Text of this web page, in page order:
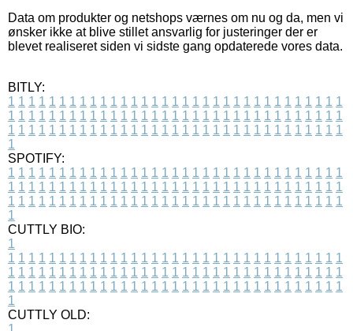
Data om produkter og netshops værnes om nu og da, men vi
ønsker ikke at blive stillet ansvarlig for justeringer der er
blevet realiseret siden vi sidste gang opdaterede vores data.
BITLY:
1 1 1 1 1 1 1 1 1 1 1 1 1 1 1 1 1 1 1 1 1 1 1 1 1 1 1 1 1 1 1 1 1
1 1 1 1 1 1 1 1 1 1 1 1 1 1 1 1 1 1 1 1 1 1 1 1 1 1 1 1 1 1 1 1 1
1 1 1 1 1 1 1 1 1 1 1 1 1 1 1 1 1 1 1 1 1 1 1 1 1 1 1 1 1 1 1 1 1
1
SPOTIFY:
1 1 1 1 1 1 1 1 1 1 1 1 1 1 1 1 1 1 1 1 1 1 1 1 1 1 1 1 1 1 1 1 1
1 1 1 1 1 1 1 1 1 1 1 1 1 1 1 1 1 1 1 1 1 1 1 1 1 1 1 1 1 1 1 1 1
1 1 1 1 1 1 1 1 1 1 1 1 1 1 1 1 1 1 1 1 1 1 1 1 1 1 1 1 1 1 1 1 1
1
CUTTLY BIO:
1
1 1 1 1 1 1 1 1 1 1 1 1 1 1 1 1 1 1 1 1 1 1 1 1 1 1 1 1 1 1 1 1 1
1 1 1 1 1 1 1 1 1 1 1 1 1 1 1 1 1 1 1 1 1 1 1 1 1 1 1 1 1 1 1 1 1
1 1 1 1 1 1 1 1 1 1 1 1 1 1 1 1 1 1 1 1 1 1 1 1 1 1 1 1 1 1 1 1 1
1
CUTTLY OLD: